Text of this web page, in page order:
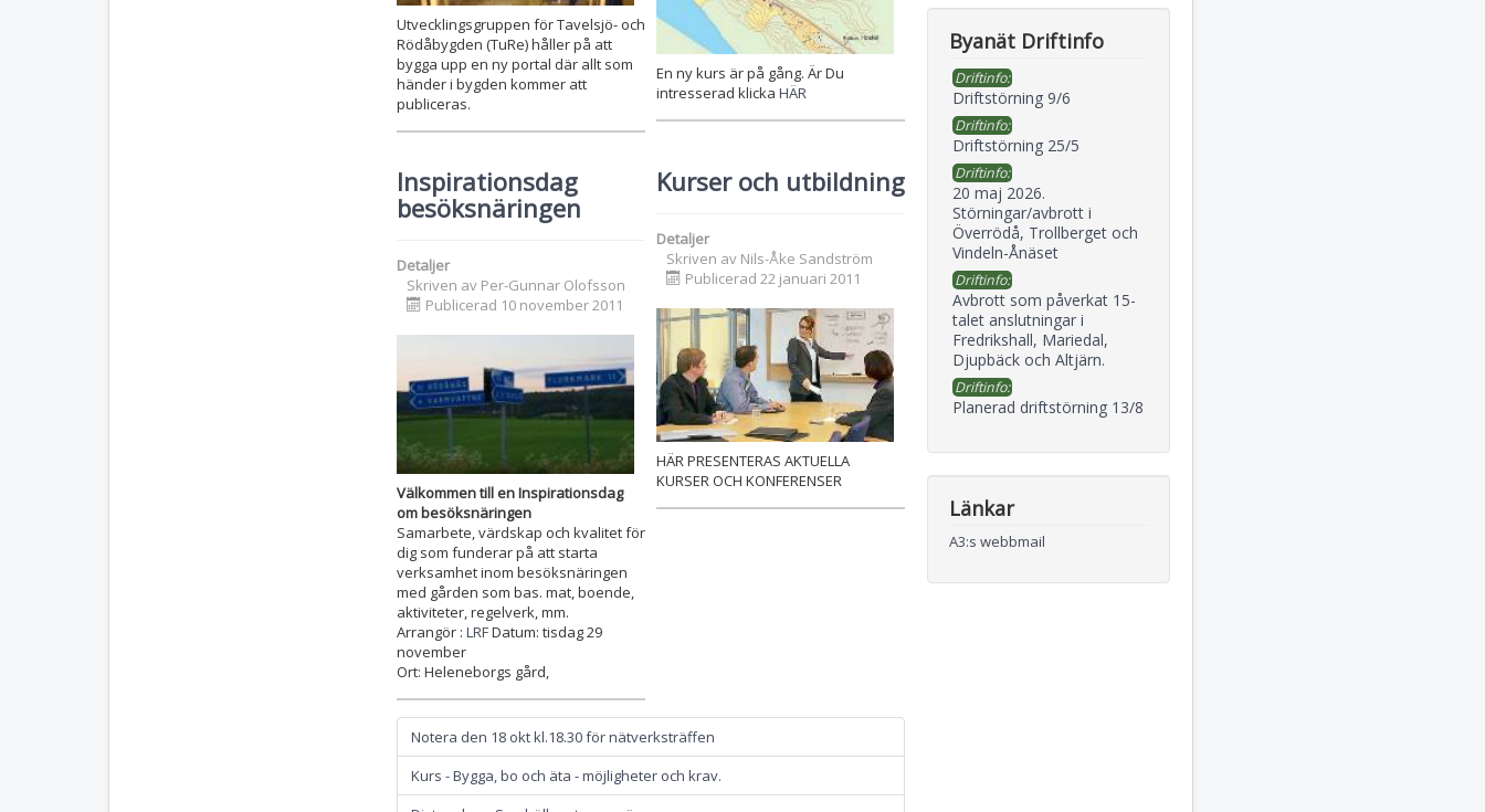
Utvecklingsgruppen för Tavelsjö- och
Rödåbygden (TuRe) håller på att
bygga upp en ny portal där allt som
händer i bygden kommer att
publiceras.
En ny kurs är på gång. Är Du
intresserad klicka HÄR
Inspirationsdag
besöksnäringen
Detaljer
Skriven av Per-Gunnar Olofsson
Publicerad 10 november 2011
Välkommen till en Inspirationsdag
om besöksnäringen
Samarbete, värdskap och kvalitet för
dig som funderar på att starta
verksamhet inom besöksnäringen
med gården som bas. mat, boende,
aktiviteter, regelverk, mm.
Arrangör : LRFDatum: tisdag 29
november
Ort: Heleneborgs gård,
Kurser och utbildning
Detaljer
Skriven av Nils-Åke Sandström
Publicerad 22 januari 2011
HÄR PRESENTERAS AKTUELLA
KURSER OCH KONFERENSER
Notera den 18 okt kl.18.30 för nätverksträffen
Kurs - Bygga, bo och äta - möjligheter och krav.
Byanät Driftinfo
Driftinfo:
Driftstörning 9/6
Driftinfo:
Driftstörning 25/5
Driftinfo:
20 maj 2026.
Störningar/avbrott i
Överrödå, Trollberget och
Vindeln-Ånäset
Driftinfo:
Avbrott som påverkat 15-
talet anslutningar i
Fredrikshall, Mariedal,
Djupbäck och Altjärn.
Driftinfo:
Planerad driftstörning 13/8
Länkar
A3:s webbmail